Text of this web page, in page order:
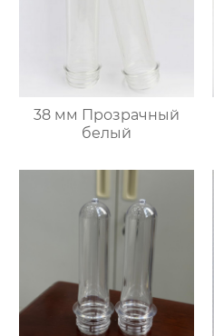
38 мм Прозрачный
белый